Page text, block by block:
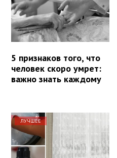
5 признаков того, что
человек скоро умрет:
важно знать каждому
ЛУЧШЕЕ